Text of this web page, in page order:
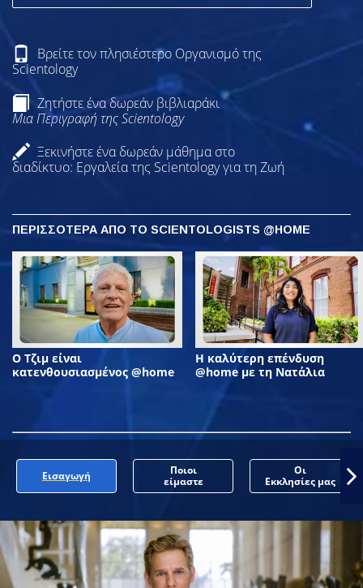
Βρείτε τον πλησιέστερο Οργανισμό της
Scientology
Ζητήστε ένα δωρεάν βιβλιαράκι
Μια Περιγραφή της Scientology
Ξεκινήστε ένα δωρεάν μάθημα στο
διαδίκτυο: Εργαλεία της Scientology για τη Ζωή
ΠΕΡΙΣΣΟΤΕΡΑ ΑΠΟ ΤΟ SCIENTOLOGISTS @HOME
Ο Τζιμ είναι
κατενθουσιασμένος @home
Η καλύτερη επένδυση
@home με τη Νατάλια
Εισαγωγή
Ποιοι
είμαστε
Οι
Εκκλησίες μας